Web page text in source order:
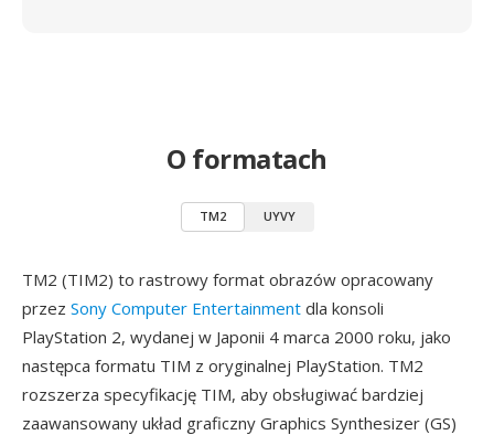
O formatach
TM2 UYVY
TM2 (TIM2) to rastrowy format obrazów opracowany
przez Sony Computer Entertainment dla konsoli
PlayStation 2, wydanej w Japonii 4 marca 2000 roku, jako
następca formatu TIM z oryginalnej PlayStation. TM2
rozszerza specyfikację TIM, aby obsługiwać bardziej
zaawansowany układ graficzny Graphics Synthesizer (GS)